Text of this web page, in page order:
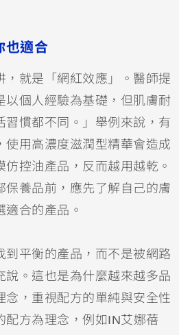
也適合
，就是「網紅效應」。醫師提
以個人經驗為基礎，但肌膚耐
習慣都不同。」舉例來說，有
使用高濃度滋潤型精華會造成
控油產品，反而越用越乾。
保養品前，應先了解自己的膚
合的產品。
到平衡的產品，而不是被網路
說。這也是為什麼越來越多品
念，重視配方的單純與安全性
方為理念，例如IN艾娜蓓